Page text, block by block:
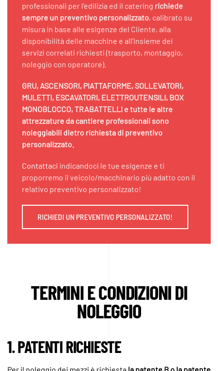
professionali per l'edilizia ed il catering richiede
sempre un preventivo personalizzato, calibrato su
misura in base alle esigenze del Cliente, alla
disponibilità delle macchine e all'insieme dei
servizi correlati richiesti (trasporto, montaggio,
noleggio con operatore).
GRU, ASCENSORI, PIATTAFORME, SOLLEVATORI,
MULETTI, ESCAVATORI, ELETTROUTENSILI, BOX
MONOBLOCCO, TRABATTELLI e tutte le altre
attrezzature da cantiere professionali sono
noleggiabili dietro richiesta di preventivo
personalizzato.
Contattaci indicandoci le tue esigenze e ti
proporremo il veicolo/macchinario più adatto con il
relativo preventivo personalizzato!
RICHIEDI UN PREVENTIVO PERSONALIZZATO!
TERMINI E CONDIZIONI DI
NOLEGGIO
1. PATENTI RICHIESTE
Per il noleggio dei mezzi è richiesta la patente B o la patente